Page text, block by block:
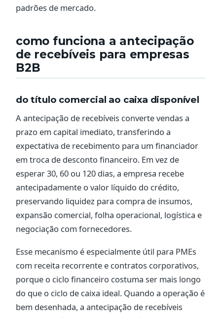
padrões de mercado.
como funciona a antecipação
de recebíveis para empresas
B2B
do título comercial ao caixa disponível
A antecipação de recebíveis converte vendas a
prazo em capital imediato, transferindo a
expectativa de recebimento para um financiador
em troca de desconto financeiro. Em vez de
esperar 30, 60 ou 120 dias, a empresa recebe
antecipadamente o valor líquido do crédito,
preservando liquidez para compra de insumos,
expansão comercial, folha operacional, logística e
negociação com fornecedores.
Esse mecanismo é especialmente útil para PMEs
com receita recorrente e contratos corporativos,
porque o ciclo financeiro costuma ser mais longo
do que o ciclo de caixa ideal. Quando a operação é
bem desenhada, a antecipação de recebíveis